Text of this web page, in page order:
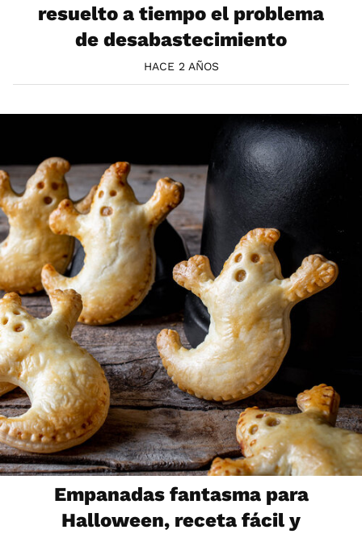
resuelto a tiempo el problema
de desabastecimiento
HACE 2 AÑOS
Empanadas fantasma para
Halloween, receta fácil y